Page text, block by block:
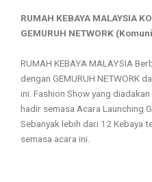
RUMAH KEBAYA MALAYSIA
GEMURUH NETWORK
RUMAH KEBAYA MALAYSIA
dengan GEMURUH NETWORK
ini. Fashion Show yang
hadir semasa Acara Launching
Sebanyak lebih dari 12 Kebaya
semasa acara ini.